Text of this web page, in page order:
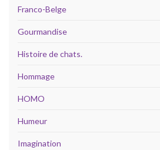
Franco-Belge
Gourmandise
Histoire de chats.
Hommage
HOMO
Humeur
Imagination